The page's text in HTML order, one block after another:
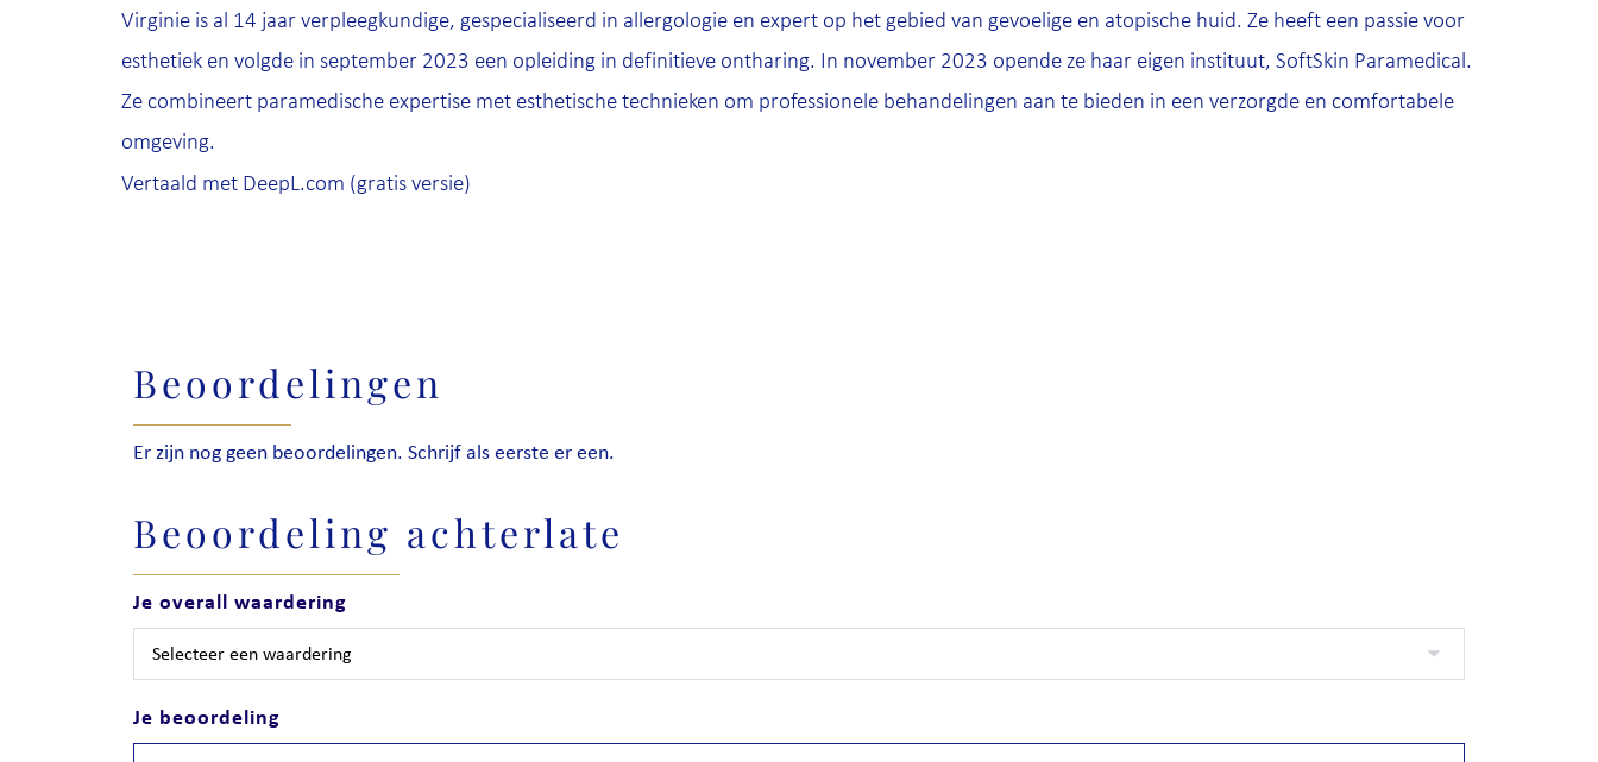
Virginie is al 14 jaar verpleegkundige, gespecialiseerd in allergologie en expert op het gebied van gevoelige en atopische huid. Ze heeft een passie voor
esthetiek en volgde in september 2023 een opleiding in definitieve ontharing. In november 2023 opende ze haar eigen instituut, SoftSkin Paramedical.
Ze combineert paramedische expertise met esthetische technieken om professionele behandelingen aan te bieden in een verzorgde en comfortabele
omgeving.
Vertaald met DeepL.com (gratis versie)
Beoordelingen
Er zijn nog geen beoordelingen. Schrijf als eerste er een.
Beoordeling achterlate
Je overall waardering
Je beoordeling